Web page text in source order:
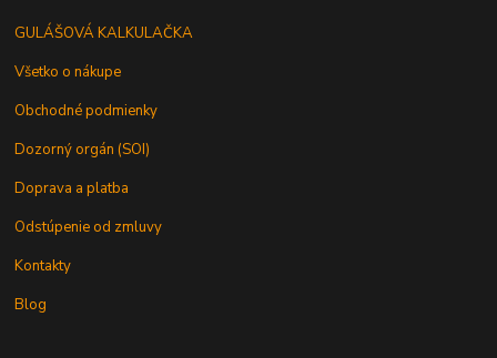
GULÁŠOVÁ KALKULAČKA
Všetko o nákupe
Obchodné podmienky
Dozorný orgán (SOI)
Doprava a platba
Odstúpenie od zmluvy
Kontakty
Blog